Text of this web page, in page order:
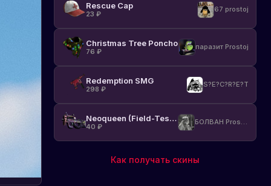
Rescue Cap
23 ₽
67 prostoj
Christmas Tree Poncho
76 ₽
паразит Prostoj
Redemption SMG
298 ₽
S?E?C?R?E?T
Neoqueen (Field-Tested)
40 ₽
БОЛВАН Prostoj
Как получать скины